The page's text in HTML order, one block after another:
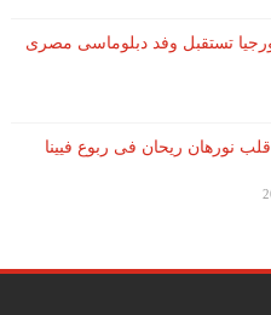
تستقبل وفد دبلوماسى مصرى
نورهان ريحان فى ربوع فيينا